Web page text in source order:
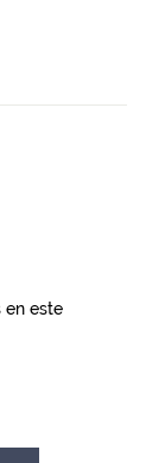
en este